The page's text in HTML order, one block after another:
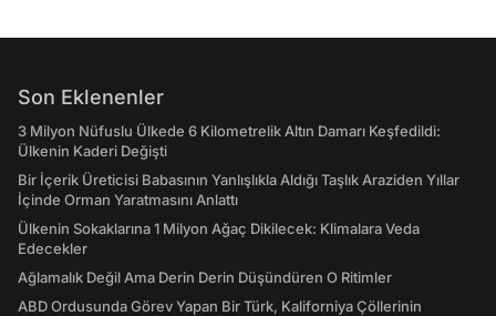
Son Eklenenler
3 Milyon Nüfuslu Ülkede 6 Kilometrelik Altın Damarı Keşfedildi:
Ülkenin Kaderi Değişti
Bir İçerik Üreticisi Babasının Yanlışlıkla Aldığı Taşlık Araziden Yıllar
İçinde Orman Yaratmasını Anlattı
Ülkenin Sokaklarına 1 Milyon Ağaç Dikilecek: Klimalara Veda
Edecekler
Ağlamalık Değil Ama Derin Derin Düşündüren O Ritimler
ABD Ordusunda Görev Yapan Bir Türk, Kaliforniya Çöllerinin